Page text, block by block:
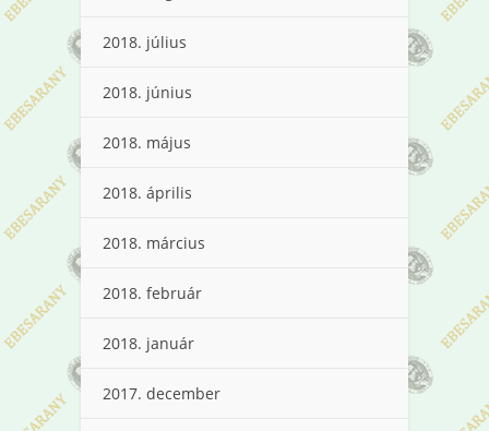
2018. július
2018. június
2018. május
2018. április
2018. március
2018. február
2018. január
2017. december